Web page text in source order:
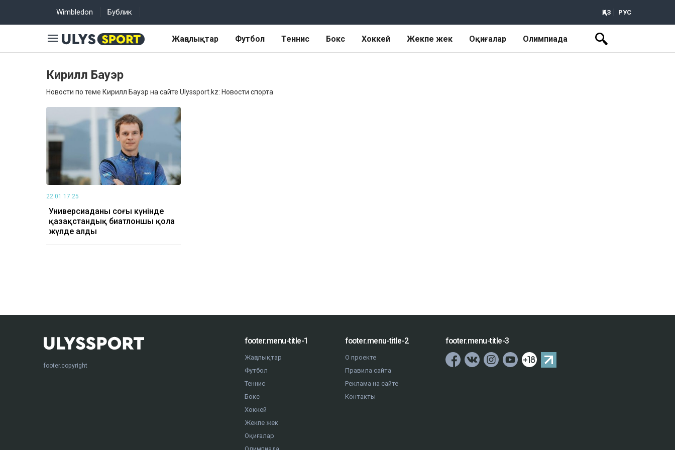
Wimbledon Бублик ҚАЗ РУС
Жаңалықтар Футбол Теннис Бокс Хоккей Жекпе жек Оқиғалар Олимпиада
Кирилл Бауэр
Новости по теме Кирилл Бауэр на сайте Ulyssport.kz: Новости спорта
22.01 17:25
Универсиаданың соңғы күнінде
қазақстандық биатлоншы қола
жүлде алды
footer.copyright
footer.menu-title-1
Жаңалықтар
Футбол
Теннис
Бокс
Хоккей
Жекпе жек
Оқиғалар
footer.menu-title-2
О проекте
Правила сайта
Реклама на сайте
Контакты
footer.menu-title-3